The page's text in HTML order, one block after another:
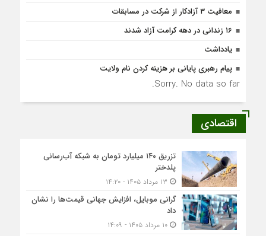
معافیت ۳ آزادکار از شرکت در مسابقات
۱۶ زندانی در دهه کرامت آزاد شدند
یادداشت
پیام رهبری پایانی بر هزینه کردن نام ولایت
Sorry. No data so far.
اقتصادی
تزریق ۱۴۰ میلیارد تومان به شبکه آب‌رسانی
پلدختر
گرانی موبایل، افزایش جهانی قیمت‌ها را نشان
داد
۱۰ مرداد ۱۴۰۵ - ۱۴:۰۹